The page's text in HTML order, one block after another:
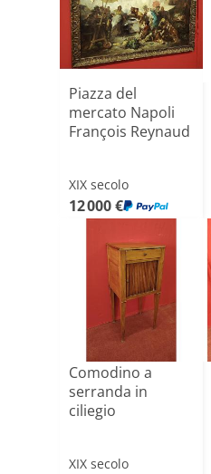
Piazza del
mercato Napoli
François Reynaud
XIX secolo
12 000 €
Comodino a
serranda in
ciliegio
XIX secolo